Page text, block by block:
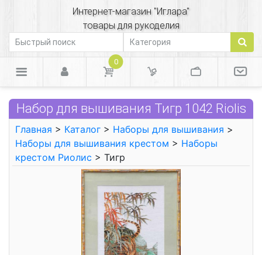
Интернет-магазин "Иглара"
товары для рукоделия
0
Набор для вышивания Тигр 1042 Riolis
Главная > Каталог > Наборы для вышивания >
Наборы для вышивания крестом > Наборы
крестом Риолис > Тигр